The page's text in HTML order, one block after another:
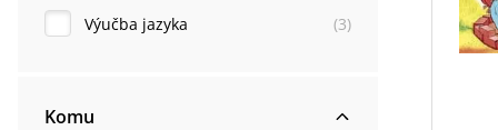
Výučba jazyka (3)
Komu